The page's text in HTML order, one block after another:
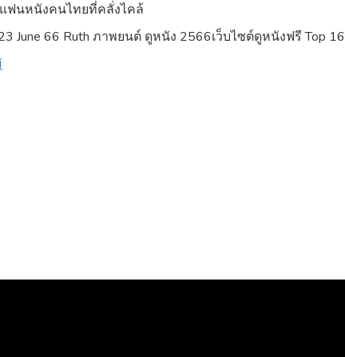
ฟนหนังคนไทยที่คลั่งไคล้
June 66 Ruth ภาพยนต์ ดูหนัง 2566เว็บไซต์ดูหนังฟรี Top 16